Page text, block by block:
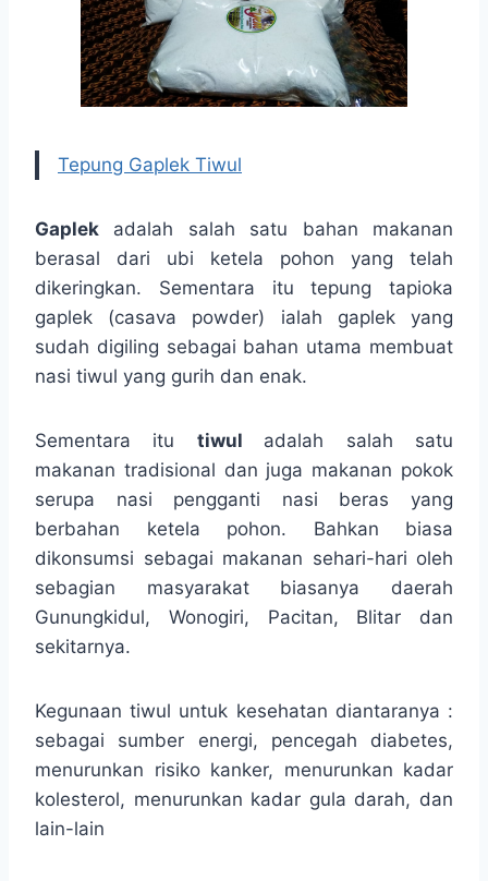
Tepung Gaplek Tiwul
Gaplek adalah salah satu bahan makanan
berasal dari ubi ketela pohon yang telah
dikeringkan. Sementara itu tepung tapioka
gaplek (casava powder) ialah gaplek yang
sudah digiling sebagai bahan utama membuat
nasi tiwul yang gurih dan enak.
Sementara itu tiwul adalah salah satu
makanan tradisional dan juga makanan pokok
serupa nasi pengganti nasi beras yang
berbahan ketela pohon. Bahkan biasa
dikonsumsi sebagai makanan sehari-hari oleh
sebagian masyarakat biasanya daerah
Gunungkidul, Wonogiri, Pacitan, Blitar dan
sekitarnya.
Kegunaan tiwul untuk kesehatan diantaranya :
sebagai sumber energi, pencegah diabetes,
menurunkan risiko kanker, menurunkan kadar
kolesterol, menurunkan kadar gula darah, dan
lain-lain